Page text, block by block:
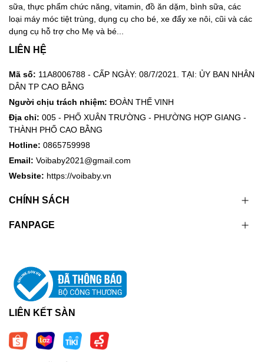
sữa, thực phẩm chức năng, vitamin, đồ ăn dặm, bình sữa, các
loại máy móc tiệt trùng, dụng cụ cho bé, xe đẩy xe nôi, cũi và các
dụng cụ hỗ trợ cho Mẹ và bé...
LIÊN HỆ
Mã số: 11A8006788 - CẤP NGÀY: 08/7/2021. TẠI: ỦY BAN NHÂN
DÂN TP CAO BẰNG
Người chịu trách nhiệm: ĐOÀN THẾ VINH
Địa chỉ: 005 - PHỐ XUÂN TRƯỜNG - PHƯỜNG HỢP GIANG -
THÀNH PHỐ CAO BẰNG
Hotline: 0865759998
Email: Voibaby2021@gmail.com
Website: https://voibaby.vn
CHÍNH SÁCH
FANPAGE
LIÊN KẾT SÀN